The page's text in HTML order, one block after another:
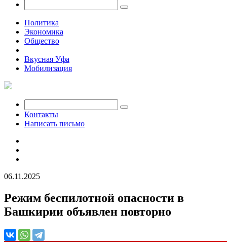
Политика
Экономика
Общество
Вкусная Уфа
Мобилизация
Контакты
Написать письмо
06.11.2025
Режим беспилотной опасности в
Башкирии объявлен повторно